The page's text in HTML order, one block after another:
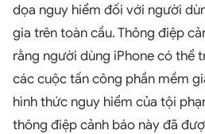
dọa nguy hiểm đối với người
gia trên toàn cầu. Thông điệp
rằng người dùng iPhone có thể
các cuộc tấn công phần mềm
hình thức nguy hiểm của tội
thông điệp cảnh báo này đã